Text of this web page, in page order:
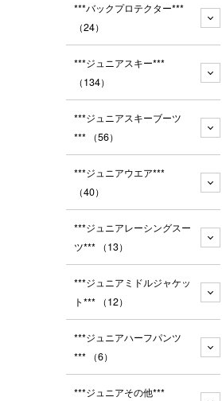
***バックプロテクター***
（24）
***ジュニアスキー***
（134）
***ジュニアスキーブーツ
*** （56）
***ジュニアウエア***
（40）
***ジュニアレーシングスー
ツ*** （13）
***ジュニアミドルジャケッ
ト*** （12）
***ジュニアハーフパンツ
*** （6）
***ジュニアその他***